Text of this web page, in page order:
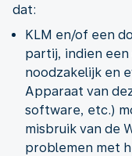
dat:
KLM en/of een
partij, indien
noodzakelijk en
Apparaat van
software, etc.)
misbruik van de
problemen met